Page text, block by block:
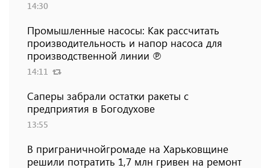
14:30
Промышленные насосы: Как рассчитать
производительность и напор насоса для
производственной линии ℗
14:11
Саперы забрали остатки ракеты с
предприятия в Богодухове
13:55
В приграничнойгромаде на Харьковщине
решили потратить 1,7 млн ​​гривен на ремонт